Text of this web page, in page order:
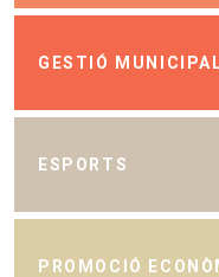
GESTIÓ
ESPORTS
PROMOCIÓ